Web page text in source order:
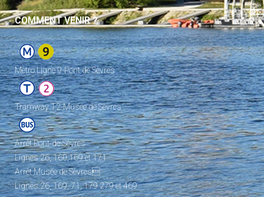
COMMENT VENIR ?
Metro Ligne 9-Pont de Sèvres
Tramway T2-Musée de Sèvres
Arrêt Pont-de-Sèvres
Lignes 26, 160,169 et 171
Arrêt Musée de Sèvres
Lignes 26, 169, 71, 179 279 et 469